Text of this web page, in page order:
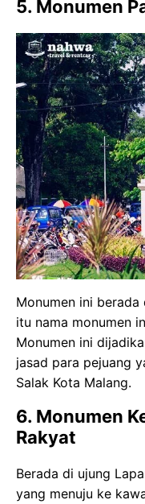
5. Monumen
Monumen ini berada
itu nama monumen
Monumen ini
jasad para pejuang
Salak Kota Malang.
6. Monumen
Rakyat
Berada di ujung
yang menuju ke